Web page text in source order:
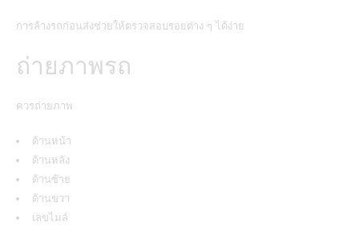
การล้างรถก่อนส่งช่วยให้ตรวจสอบรอยต่าง ๆ ได้ง่าย
ถ่ายภาพรถ
ควรถ่ายภาพ
ด้านหน้า
ด้านหลัง
ด้านซ้าย
ด้านขวา
เลขไมล์